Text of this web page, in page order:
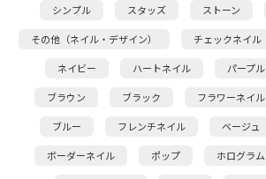
シンプル スタッズ ストーン
その他（ネイル・デザイン） チェックネイル
ネイビー ハートネイル パープル
ブラウン ブラック フラワーネイル
ブルー フレンチネイル ベージュ
ボーダーネイル ポップ ホログラム